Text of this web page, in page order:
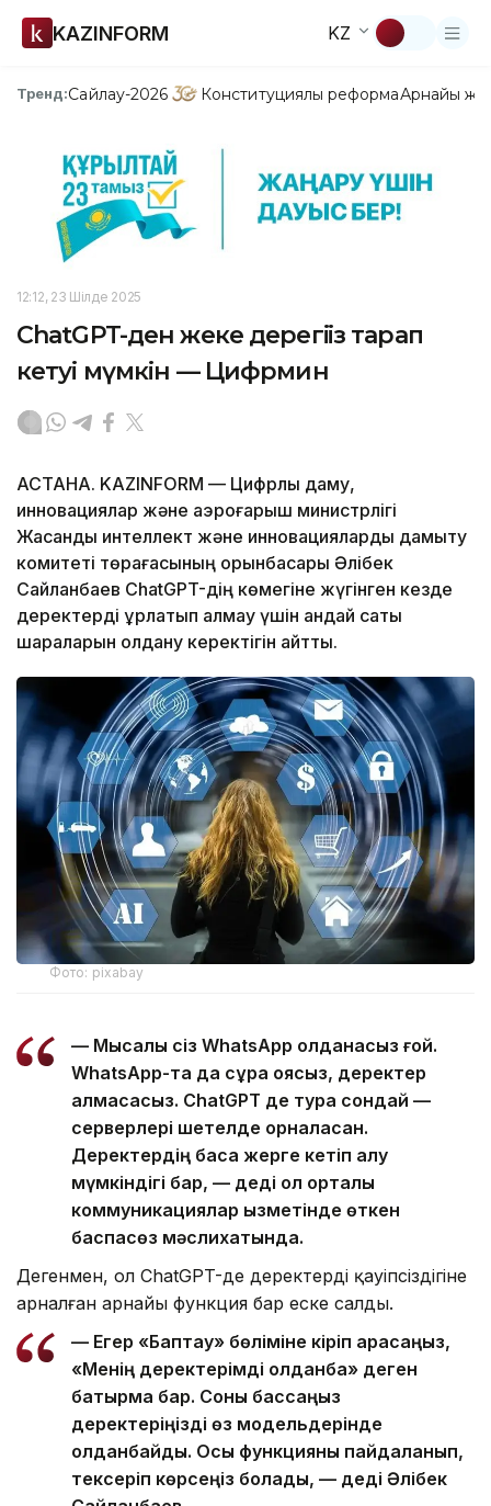
KAZINFORM KZ
Тренд:Сайлау-2026 Конституциялық реформаАрнайы
12:12, 23 Шілде 2025
ChatGPT-ден жеке дерегіңіз тарап
кетуі мүмкін — Цифрмин
АСТАНА. KAZINFORM — Цифрлық даму,
инновациялар және аэроғарыш министрлігі
Жасанды интеллект және инновацияларды дамыту
комитеті төрағасының орынбасары Әлібек
Сайланбаев ChatGPT-дің көмегіне жүгінген кезде
деректерді ұрлатып алмау үшін қандай сақтық
шараларын қолдану керектігін айтты.
Фото: pixabay
— Мысалы сіз WhatsApp қолданасыз ғой.
WhatsApp-та да сұрақ қоясыз, деректер
алмасасыз. ChatGPT де тура сондай —
серверлері шетелде орналасқан.
Деректердің басқа жерге кетіп қалу
мүмкіндігі бар, — деді ол орталық
коммуникациялар қызметінде өткен
баспасөз мәслихатында.
Дегенмен, ол ChatGPT-де деректердің қауіпсіздігіне
арналған арнайы функция бар еске салды.
— Егер «Баптау» бөліміне кіріп қарасаңыз,
«Менің деректерімді қолданба» деген
батырма бар. Соны бассаңыз
деректеріңізді өз модельдерінде
қолданбайды. Осы функцияны пайдаланып,
тексеріп көрсеңіз болады, — деді Әлібек